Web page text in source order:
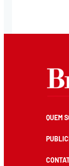
QUEM